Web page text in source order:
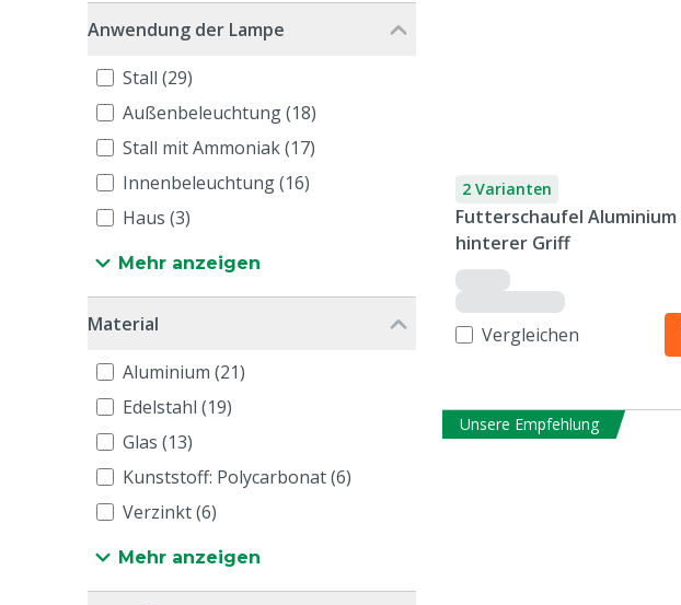
Anwendung der Lampe
Stall (29)
Außenbeleuchtung (18)
Stall mit Ammoniak (17)
Innenbeleuchtung (16)
Haus (3)
Mehr anzeigen
Material
Aluminium (21)
Edelstahl (19)
Glas (13)
Kunststoff: Polycarbonat (6)
Verzinkt (6)
Mehr anzeigen
2 Varianten
Futterschaufel Aluminium
hinterer Griff
Vergleichen
Unsere Empfehlung